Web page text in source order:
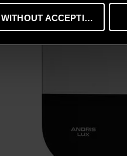
ACCEPTING